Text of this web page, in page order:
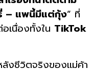
– แพนี้มีแต่กุ้ง” ที่
เนื่องทั้งใน TikTok
ลังชีวิตจริงของแม่ค้า